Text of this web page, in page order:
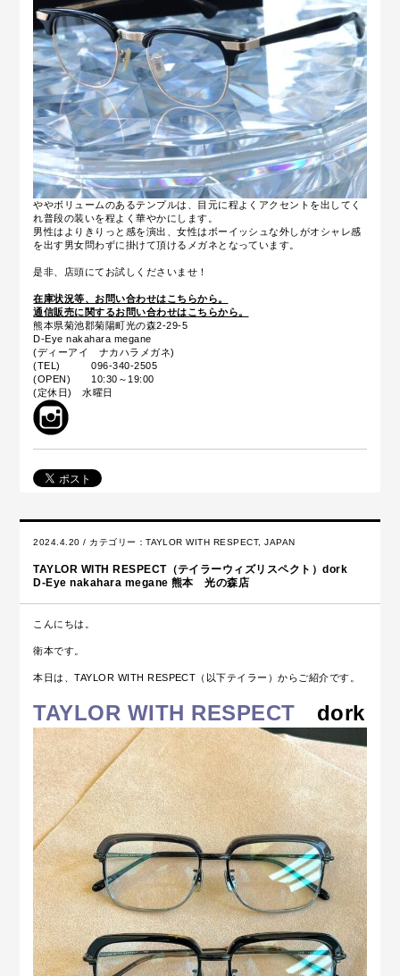
ややボリュームのあるテンプルは、目元に程よくアクセントを出してく
れ普段の装いを程よく華やかにします。
男性はよりきりっと感を演出、女性はボーイッシュな外しがオシャレ感
を出す男女問わずに掛けて頂けるメガネとなっています。
是非、店頭にてお試しくださいませ！
在庫状況等、お問い合わせはこちらから。
通信販売に関するお問い合わせはこちらから。
熊本県菊池郡菊陽町光の森2-29-5
D-Eye nakahara megane
(ディーアイ ナカハラメガネ)
(TEL) 096-340-2505
(OPEN) 10:30～19:00
(定休日) 水曜日
2024.4.20 / カテゴリー：TAYLOR WITH RESPECT,JAPAN
TAYLOR WITH RESPECT（テイラーウィズリスペクト）dork
D-Eye nakahara megane 熊本 光の森店
こんにちは。
衛本です。
本日は、TAYLOR WITH RESPECT（以下テイラー）からご紹介です。
TAYLOR WITH RESPECT dork